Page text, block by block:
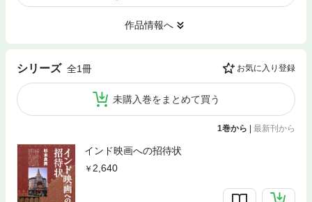
作品情報へ
シリーズ 全1冊 お気に入り登録
未購入巻をまとめて買う
1巻から | 最新刊から
インド映画への招待状
2,640